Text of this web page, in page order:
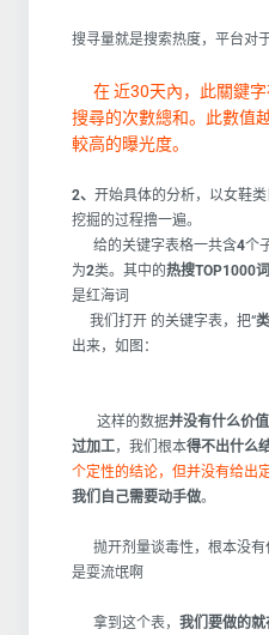
搜寻量就是搜索热度，平台对
在 近30天內，此關鍵字
搜尋的次數總和。此數值
較高的曝光度。
2、 开始具体的分析，以女鞋
挖掘的过程撸一遍。
给的关键字表格一共含4个
为2类。其中的热搜TOP1000
是红海词
我们打开 的关键字表，把“
出来，如图：
这样的数据并没有什么价值
过加工，我们根本得不出什么
个定性的结论，但并没有给出
我们自己需要动手做。
抛开剂量谈毒性，根本没有
是耍流氓啊
拿到这个表， 我们要做的